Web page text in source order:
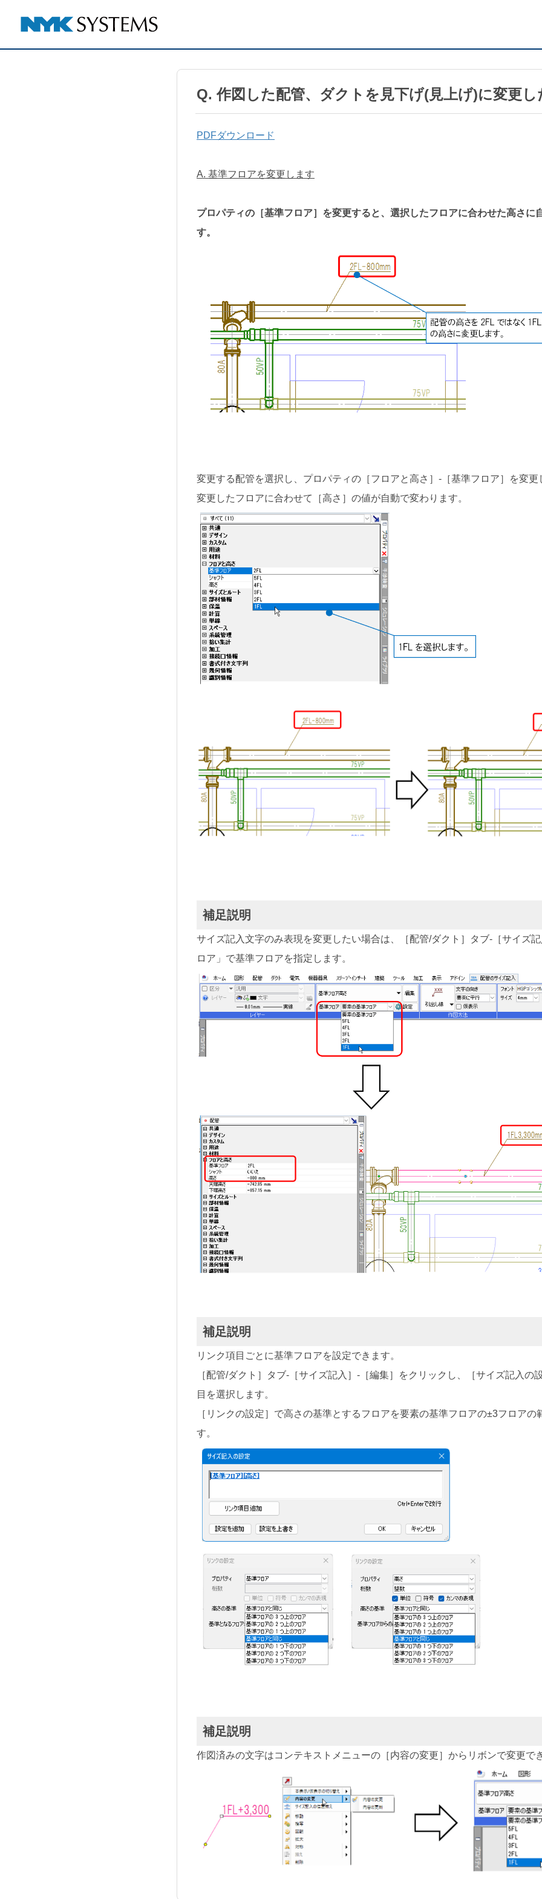
Q. 作図した配管、ダクトを見下げ(見上げ)に変更し
PDFダウンロード
A. 基準フロアを変更します
プロパティの［基準フロア］を変更すると、選択したフロアに合わせた高さに
す。
変更する配管を選択し、プロパティの［フロアと高さ］-［基準フロア］を変更
変更したフロアに合わせて［高さ］の値が自動で変わります。
補足説明
サイズ記入文字のみ表現を変更したい場合は、［配管/ダクト］タブ-［サイズ
ロア」で基準フロアを指定します。
補足説明
リンク項目ごとに基準フロアを設定できます。
［配管/ダクト］タブ-［サイズ記入］-［編集］をクリックし、［サイズ記入の
目を選択します。
［リンクの設定］で高さの基準とするフロアを要素の基準フロアの±3フロアの
す。
補足説明
作図済みの文字はコンテキストメニューの［内容の変更］からリボンで変更で